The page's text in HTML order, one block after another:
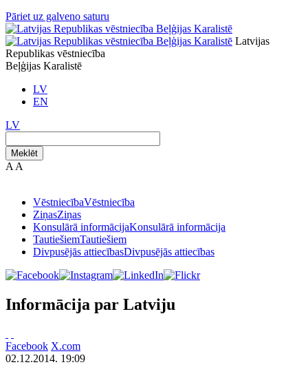
Pāriet uz galveno saturu
Latvijas
Republikas vēstniecība
Beļģijas Karalistē
LV
EN
LV
Meklēt
A A
VēstniecībaVēstniecība
ZiņasZiņas
Konsulārā informācijaKonsulārā informācija
TautiešiemTautiešiem
Divpusējās attiecībasDivpusējās attiecības
Informācija par Latviju
Facebook X.com
02.12.2014. 19:09